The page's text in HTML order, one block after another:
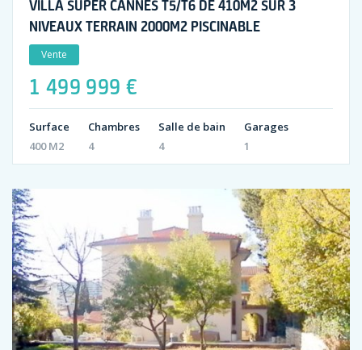
VILLA SUPER CANNES T5/T6 DE 410M2 SUR 3
NIVEAUX TERRAIN 2000M2 PISCINABLE
Vente
1 499 999 €
Surface
400 M2
Chambres
4
Salle de bain
4
Garages
1